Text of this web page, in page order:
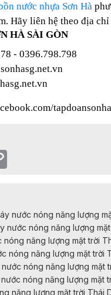
nước nhựa Sơn Hà
Hãy liên hệ theo địa chỉ
HÀ SÀI GÒN
- 0396.798.798
nước nóng năng lượng
nước nóng năng lượng
nóng năng lượng mặt trời
nóng năng lượng mặt
nóng năng lượng
nước nóng năng lượng
năng lượng mặt trời